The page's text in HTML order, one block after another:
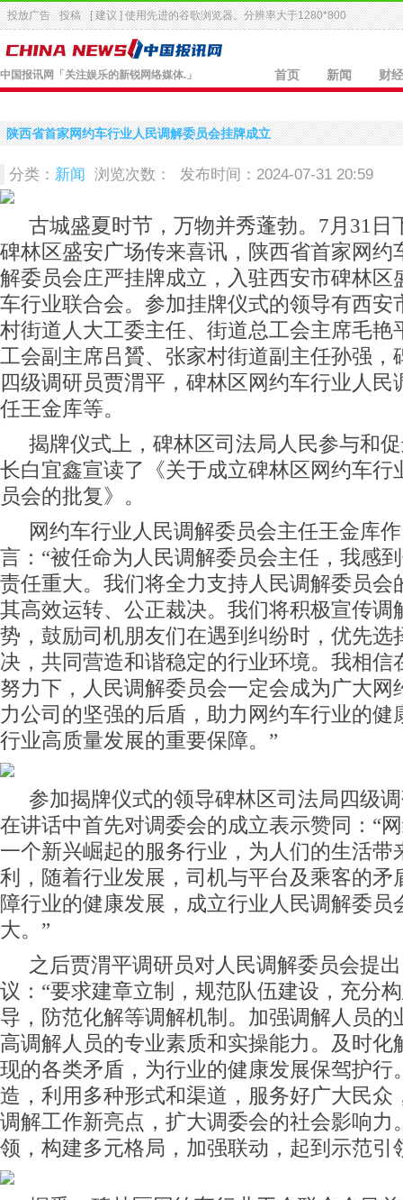
投放广告 投稿 [ 建议 ] 使用先进的谷歌浏览器。分辨率大于1280*800
中国报讯网 「关注娱乐的新锐网络媒体.」 首页 新闻 财经
陕西省首家网约车行业人民调解委员会挂牌成立
分类： 新闻 浏览次数： 发布时间：2024-07-31 20:59
古城盛夏时节，万物并秀蓬勃。7月31日
碑林区盛安广场传来喜讯，陕西省首家网约
解委员会庄严挂牌成立，入驻西安市碑林区
车行业联合会。参加挂牌仪式的领导有西安
村街道人大工委主任、街道总工会主席毛艳
工会副主席吕贇、张家村街道副主任孙强，
四级调研员贾渭平，碑林区网约车行业人民
任王金库等。
揭牌仪式上，碑林区司法局人民参与和
长白宜鑫宣读了《关于成立碑林区网约车行
员会的批复》。
网约车行业人民调解委员会主任王金库
言：“被任命为人民调解委员会主任，我感
责任重大。我们将全力支持人民调解委员会
其高效运转、公正裁决。我们将积极宣传调
势，鼓励司机朋友们在遇到纠纷时，优先选
决，共同营造和谐稳定的行业环境。我相信
努力下，人民调解委员会一定会成为广大网
力公司的坚强的后盾，助力网约车行业的健
行业高质量发展的重要保障。”
参加揭牌仪式的领导碑林区司法局四级
在讲话中首先对调委会的成立表示赞同：“
一个新兴崛起的服务行业，为人们的生活带
利，随着行业发展，司机与平台及乘客的矛
障行业的健康发展，成立行业人民调解委员
大。”
之后贾渭平调研员对人民调解委员会提
议：“要求建章立制，规范队伍建设，充分
导，防范化解等调解机制。加强调解人员的
高调解人员的专业素质和实操能力。及时化
现的各类矛盾，为行业的健康发展保驾护行
造，利用多种形式和渠道，服务好广大民众
调解工作新亮点，扩大调委会的社会影响力
领，构建多元格局，加强联动，起到示范引